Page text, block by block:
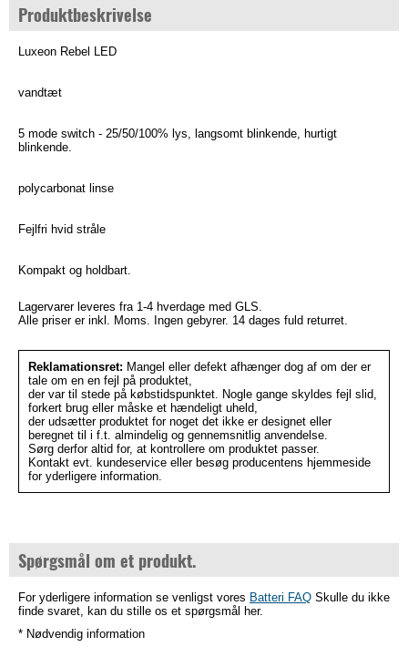
Produktbeskrivelse
Luxeon Rebel LED
vandtæt
5 mode switch - 25/50/100% lys, langsomt blinkende, hurtigt
blinkende.
polycarbonat linse
Fejlfri hvid stråle
Kompakt og holdbart.
Lagervarer leveres fra 1-4 hverdage med GLS.
Alle priser er inkl. Moms. Ingen gebyrer. 14 dages fuld returret.
Reklamationsret: Mangel eller defekt afhænger dog af om der er
tale om en en fejl på produktet,
der var til stede på købstidspunktet. Nogle gange skyldes fejl slid,
forkert brug eller måske et hændeligt uheld,
der udsætter produktet for noget det ikke er designet eller
beregnet til i f.t. almindelig og gennemsnitlig anvendelse.
Sørg derfor altid for, at kontrollere om produktet passer.
Kontakt evt. kundeservice eller besøg producentens hjemmeside
for yderligere information.
Spørgsmål om et produkt.
For yderligere information se venligst vores Batteri FAQ Skulle du ikke
finde svaret, kan du stille os et spørgsmål her.
* Nødvendig information